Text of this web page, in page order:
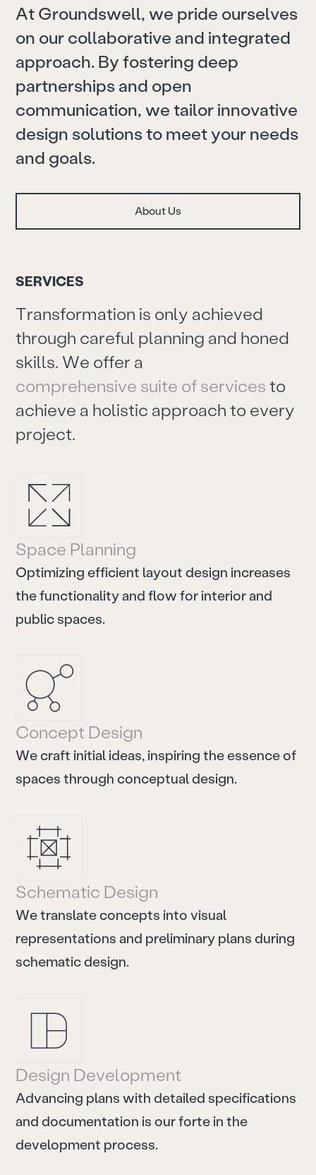
AtGroundswell,we pride ourselves
on ourcollaborative and integrated
approach.Byfostering deep
partnershipsand open
communication,wetailorinnovative
design solutionstomeetyourneeds
and goals.
About Us
SERVICES
Transformation is only achieved
through careful planning and honed
skills. We offer a
comprehensive suite ofservicesto
achieve a holistic approachtoevery
project.
Space Planning
Optimizing efficient layout design increases
thefunctionalityand flow forinteriorand
public spaces.
Concept Design
We craft initialideas,inspiring theessence of
spaces through conceptualdesign.
Schematic Design
Wetranslate concepts into visual
representations and preliminary plans during
schematicdesign.
Design Development
Advancing plans with detailed specifications
and documentation is ourfortein the
development process.